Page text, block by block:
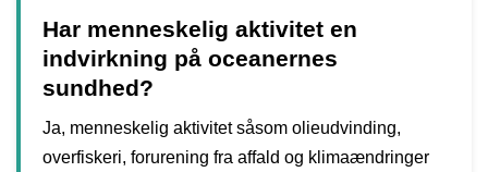
Har menneskelig aktivitet en
indvirkning på oceanernes
sundhed?
Ja, menneskelig aktivitet såsom olieudvinding,
overfiskeri, forurening fra affald og klimaændringer